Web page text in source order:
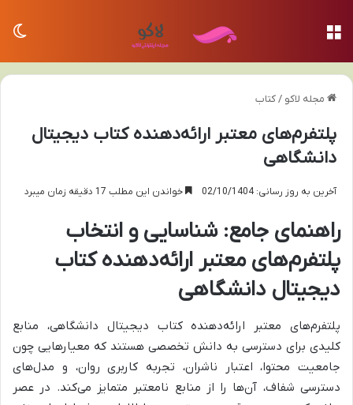
مجله لاکو /کتاب
پلتفرم‌های معتبر ارائه‌دهنده کتاب دیجیتال
دانشگاهی
آخرین به روز رسانی: 02/10/1404 خواندن این مطلب 17 دقیقه زمان میبرد
راهنمای جامع: شناسایی و انتخاب
پلتفرم‌های معتبر ارائه‌دهنده کتاب
دیجیتال دانشگاهی
پلتفرم‌های معتبر ارائه‌دهنده کتاب دیجیتال دانشگاهی، منابع
کلیدی برای دسترسی به دانش تخصصی هستند که معیارهایی چون
جامعیت محتوا، اعتبار ناشران، تجربه کاربری روان، و مدل‌های
دسترسی شفاف، آن‌ها را از منابع نامعتبر متمایز می‌کند. در عصر